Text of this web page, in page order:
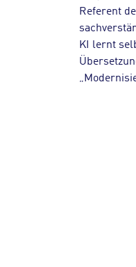
Referent
KI lernt